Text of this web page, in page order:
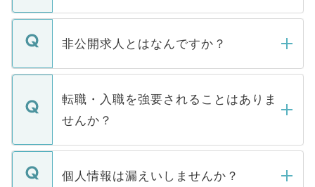
ご登録いただきましたら、弊社担当者がご
登録内容を確認し、その後メールもしくは
ます。通常、5営業日以内にはご連絡をせて
いただきますので、しばらくお待ちくださ
非公開求人とはなんですか？
マイナビDOCTORで取り扱っている求人の
うち約3割は、Webサイトからご覧いただ
けない「非公開求人」です。非公開求人は
下記の理由によって、一般には公開してい
ません。
■応募殺到を避けるため 人気のある医療機
転職・入職を強要されることはありま
せんか？
転職・入職を強要することは一切ありませ
ん。また、仮に応募先から内定をいただい
個人情報は漏えいしませんか？